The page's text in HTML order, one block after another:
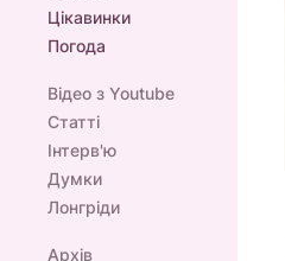
Цікавинки
Погода
Відео з Youtube
Статті
Інтерв'ю
Думки
Лонгріди
Архів